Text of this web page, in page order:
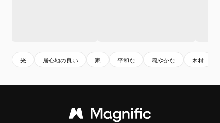
光 居心地の良い 家 平和な 穏やかな 木材